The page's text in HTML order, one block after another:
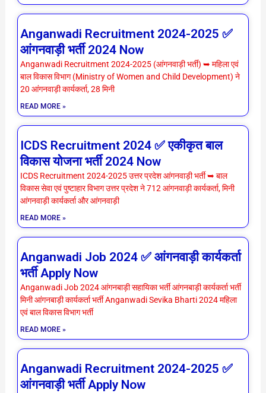
Anganwadi Recruitment 2024-2025 ✅
आंगनवाड़ी भर्ती 2024 Now
Anganwadi Recruitment 2024-2025 (आंगनवाड़ी भर्ती) ➥ महिला एवं
बाल विकास विभाग (Ministry of Women and Child Development) ने
20 आंगनवाड़ी कार्यकर्ता, 28 मिनी
READ MORE »
ICDS Recruitment 2024 ✅ एकीकृत बाल
विकास योजना भर्ती 2024 Now
ICDS Recruitment 2024-2025 उत्तर प्रदेश आंगनवाड़ी भर्ती ➥ बाल
विकास सेवा एवं पुष्टाहार विभाग उत्तर प्रदेश ने 712 आंगनवाड़ी कार्यकर्ता, मिनी
आंगनवाड़ी कार्यकर्ता और आंगनवाड़ी
READ MORE »
Anganwadi Job 2024 ✅ आंगनवाड़ी कार्यकर्ता
भर्ती Apply Now
Anganwadi Job 2024 आंगनबाड़ी सहायिका भर्ती आंगनबाड़ी कार्यकर्ता भर्ती
मिनी आंगनबाड़ी कार्यकर्ता भर्ती Anganwadi Sevika Bharti 2024 महिला
एवं बाल विकास विभाग भर्ती
READ MORE »
Anganwadi Recruitment 2024-2025 ✅
आंगनवाड़ी भर्ती Apply Now